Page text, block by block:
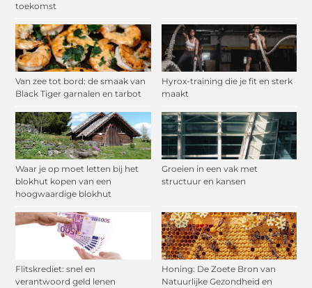
toekomst
Van zee tot bord: de smaak van
Black Tiger garnalen en tarbot
Hyrox-training die je fit en sterk
maakt
Waar je op moet letten bij het
blokhut kopen van een
hoogwaardige blokhut
Groeien in een vak met
structuur en kansen
Flitskrediet: snel en
verantwoord geld lenen
Honing: De Zoete Bron van
Natuurlijke Gezondheid en